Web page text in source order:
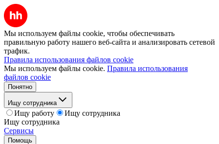
Мы используем файлы cookie, чтобы обеспечивать
правильную работу нашего веб-сайта и анализировать сетевой
трафик.
Правила использования файлов cookie
Мы используем файлы cookie. Правила использования
файлов cookie
Понятно
Ищу сотрудника
Ищу работу
Ищу сотрудника
Ищу сотрудника
Сервисы
Помощь